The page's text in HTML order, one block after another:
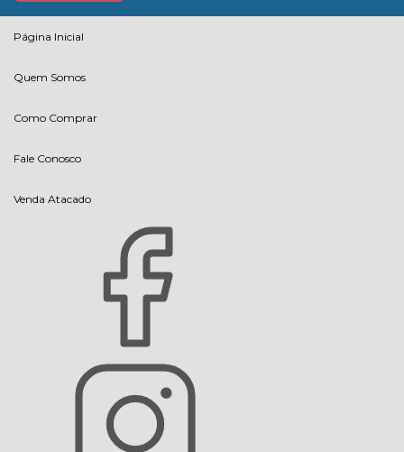
Página Inicial
Quem Somos
Como Comprar
Fale Conosco
Venda Atacado